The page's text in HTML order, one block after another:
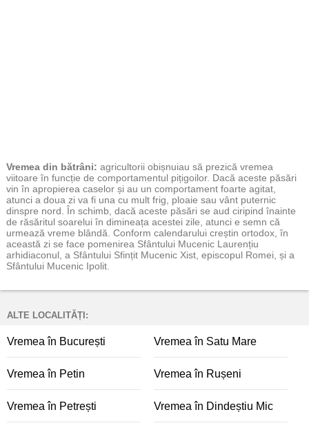
Vremea din bătrâni: agricultorii obișnuiau să prezică vremea
viitoare în funcție de comportamentul pițigoilor. Dacă aceste păsări
vin în apropierea caselor și au un comportament foarte agitat,
atunci a doua zi va fi una cu mult frig, ploaie sau vânt puternic
dinspre nord. În schimb, dacă aceste păsări se aud ciripind înainte
de răsăritul soarelui în dimineața acestei zile, atunci e semn că
urmează vreme blândă. Conform calendarului creștin ortodox, în
această zi se face pomenirea Sfântului Mucenic Laurențiu
arhidiaconul, a Sfântului Sfințit Mucenic Xist, episcopul Romei, și a
Sfântului Mucenic Ipolit.
ALTE LOCALITĂȚI:
Vremea în București Vremea în Satu Mare
Vremea în Petin Vremea în Rușeni
Vremea în Petrești Vremea în Dindeștiu Mic